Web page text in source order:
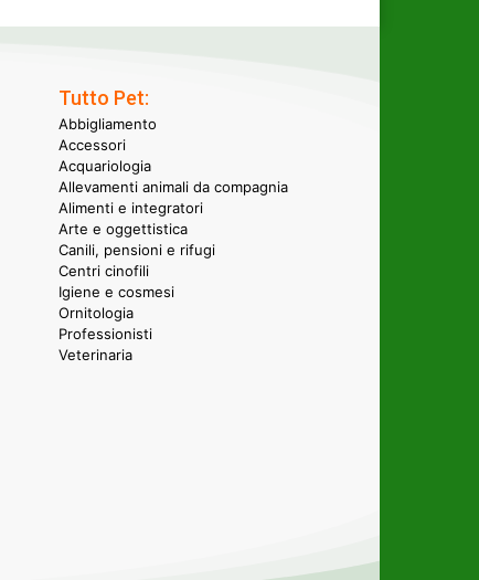
Tutto Pet:
Abbigliamento
Accessori
Acquariologia
Allevamenti animali da compagnia
Alimenti e integratori
Arte e oggettistica
Canili, pensioni e rifugi
Centri cinofili
Igiene e cosmesi
Ornitologia
Professionisti
Veterinaria